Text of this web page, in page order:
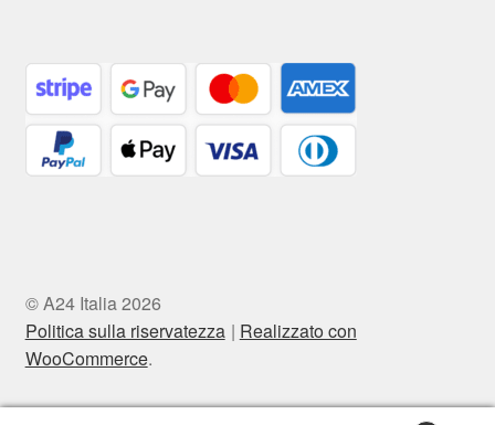
© A24 Italia 2026
Politica sulla riservatezza
Realizzato con
WooCommerce.